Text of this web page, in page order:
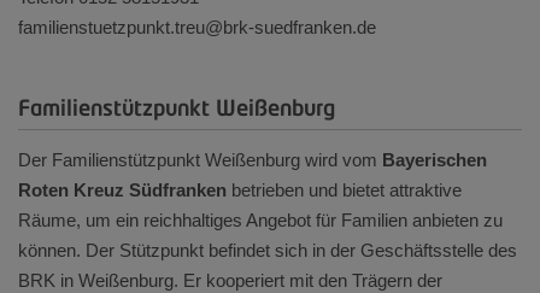
familienstuetzpunkt.treu@brk-suedfranken.de
Familienstützpunkt Weißenburg
Der Familienstützpunkt Weißenburg wird vom Bayerischen
Roten Kreuz Südfranken betrieben und bietet attraktive
Räume, um ein reichhaltiges Angebot für Familien anbieten zu
können. Der Stützpunkt befindet sich in der Geschäftsstelle des
BRK in Weißenburg. Er kooperiert mit den Trägern der